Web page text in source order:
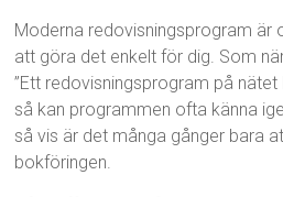
Moderna redovisningsprogram är
att göra det enkelt för dig. Som
”Ett redovisningsprogram på nätet
så kan programmen ofta känna
så vis är det många gånger bara
bokföringen.